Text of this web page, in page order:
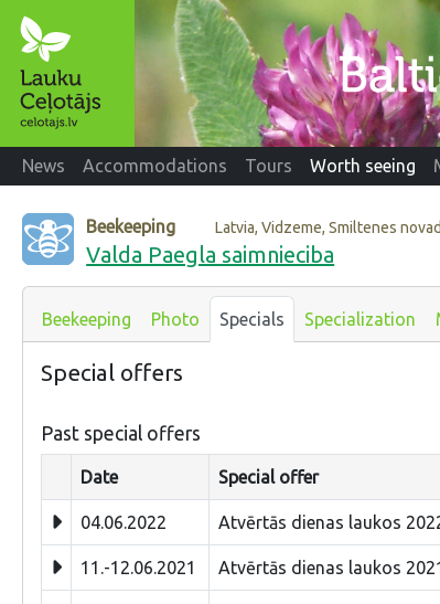
News Accommodations Tours Worth seeing
Beekeeping Latvia, Vidzeme, Smiltenes
Valda Paegla saimnieciba
Beekeeping Photo Specials Specialization
Special offers
Past special offers
Date Special offer
04.06.2022 Atvērtās dienas laukos
11.-12.06.2021 Atvērtās dienas laukos